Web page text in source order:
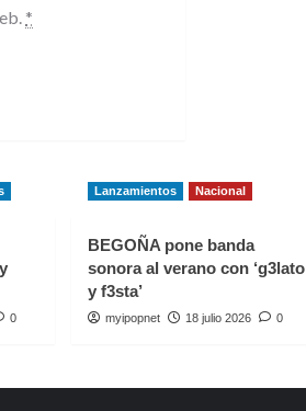
*
0
Lanzamientos Nacional
BEGOÑA pone banda
sonora al verano con ‘g3lato
y f3sta’
myipopnet 18 julio 2026 0